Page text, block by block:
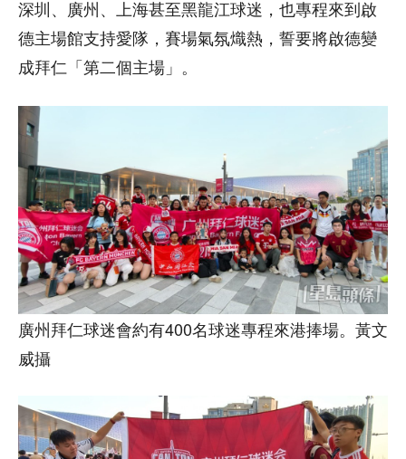
深圳、廣州、上海甚至黑龍江球迷，也專程來到啟
德主場館支持愛隊，賽場氣氛熾熱，誓要將啟德變
成拜仁「第二個主場」。
廣州拜仁球迷會約有400名球迷專程來港捧場。黃文
威攝